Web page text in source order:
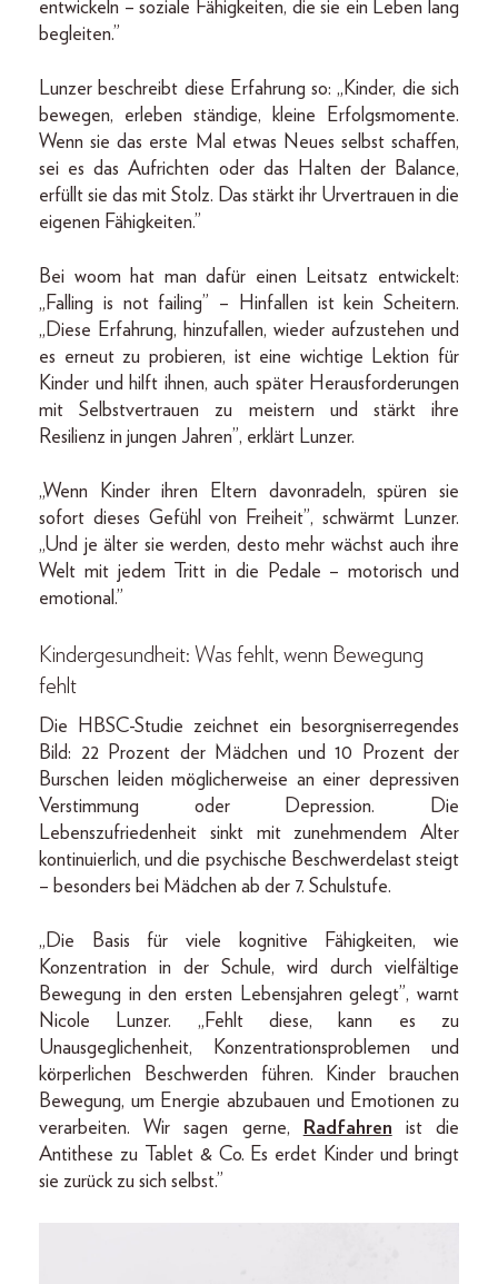
entwickeln – soziale Fähigkeiten, die sie ein Leben lang
begleiten.”
Lunzer beschreibt diese Erfahrung so: „Kinder, die sich
bewegen, erleben ständige, kleine Erfolgsmomente.
Wenn sie das erste Mal etwas Neues selbst schaffen,
sei es das Aufrichten oder das Halten der Balance,
erfüllt sie das mit Stolz. Das stärkt ihr Urvertrauen in die
eigenen Fähigkeiten.”
Bei woom hat man dafür einen Leitsatz entwickelt:
„Falling is not failing” – Hinfallen ist kein Scheitern.
„Diese Erfahrung, hinzufallen, wieder aufzustehen und
es erneut zu probieren, ist eine wichtige Lektion für
Kinder und hilft ihnen, auch später Herausforderungen
mit Selbstvertrauen zu meistern und stärkt ihre
Resilienz in jungen Jahren”, erklärt Lunzer.
„Wenn Kinder ihren Eltern davonradeln, spüren sie
sofort dieses Gefühl von Freiheit”, schwärmt Lunzer.
„Und je älter sie werden, desto mehr wächst auch ihre
Welt mit jedem Tritt in die Pedale – motorisch und
emotional.”
Kindergesundheit: Was fehlt, wenn Bewegung
fehlt
Die HBSC-Studie zeichnet ein besorgniserregendes
Bild: 22 Prozent der Mädchen und 10 Prozent der
Burschen leiden möglicherweise an einer depressiven
Verstimmung oder Depression. Die
Lebenszufriedenheit sinkt mit zunehmendem Alter
kontinuierlich, und die psychische Beschwerdelast steigt
– besonders bei Mädchen ab der 7. Schulstufe.
„Die Basis für viele kognitive Fähigkeiten, wie
Konzentration in der Schule, wird durch vielfältige
Bewegung in den ersten Lebensjahren gelegt”, warnt
Nicole Lunzer. „Fehlt diese, kann es zu
Unausgeglichenheit, Konzentrationsproblemen und
körperlichen Beschwerden führen. Kinder brauchen
Bewegung, um Energie abzubauen und Emotionen zu
verarbeiten. Wir sagen gerne,
Radfahren ist die
Antithese zu Tablet & Co. Es erdet Kinder und bringt
sie zurück zu sich selbst.”